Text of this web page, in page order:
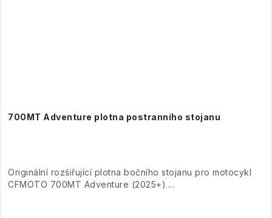
700MT Adventure plotna postranního stojanu
Originální rozšiřující plotna bočního stojanu pro motocykl
CFMOTO 700MT Adventure (2025+)....